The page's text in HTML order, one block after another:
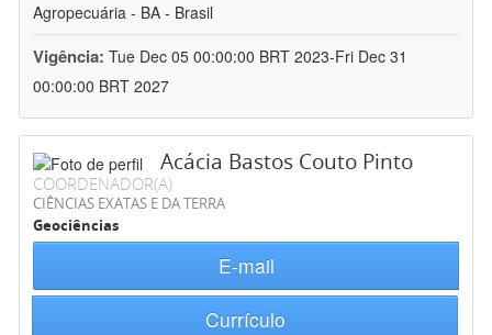
Agropecuária - BA - Brasil
Vigência: Tue Dec 05 00:00:00 BRT 2023-Fri Dec 31
00:00:00 BRT 2027
Acácia Bastos Couto Pinto
COORDENADOR(A)
CIÊNCIAS EXATAS E DA TERRA
Geociências
E-mail
Currículo